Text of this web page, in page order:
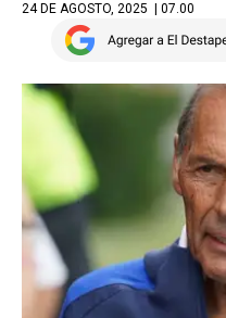
24 DE AGOSTO, 2025 | 07.00